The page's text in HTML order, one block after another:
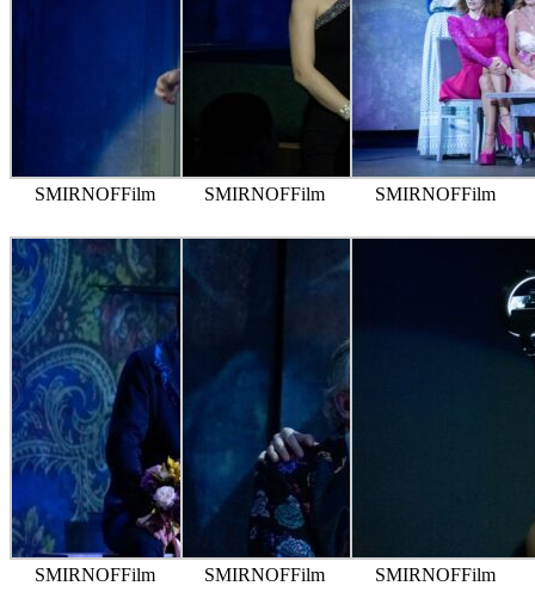
SMIRNOFFilm SMIRNOFFilm SMIRNOFFilm
SMIRNOFFilm SMIRNOFFilm SMIRNOFFilm